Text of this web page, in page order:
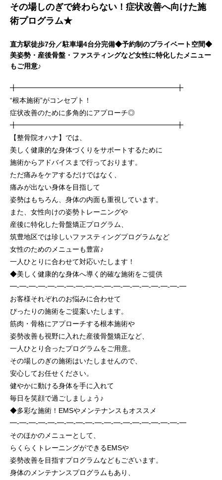
その場しのぎで終わらない！症状改善へ向けた施
術プログラム★
直方駅徒歩7分／駐車場4台分完備◆予約制のプライベート空間◆
美姿勢・産後骨盤・ファスティングなど女性に特化したメニュー
もご用意♪
╋━━━━━━━━━━━━━━━━━━━━━━━╋
“根本施術”がコンセプト！
症状改善のために多角的にアプローチ◎
╋━━━━━━━━━━━━━━━━━━━━━━━╋
【整骨院オハナ】では、
美しく健康的な身体づくりをサポートするために
施術からアドバイスまで行っております。
ただ痛みをケアするだけではなく、
痛みが出ない身体を目指して
姿勢はもちろん、身体の内面も重視しています。
また、女性向けの姿勢トレーニングや
産後に特化した骨盤矯正プログラム、
筑豊地区では珍しいファスティングプログラムなど
女性のためのメニューも豊富♪
一人ひとりに合わせて対応いたします！
◆美しく健康的な身体へ導く的確な施術をご提供
━-━-━-━-━-━-━-━-━-━-━-━-━-━-━-━-━-━-━
お客様それぞれのお悩みに合わせて
ぴったりの施術をご提案いたします。
筋肉・骨格にアプローチする根本施術や
姿勢改善も視野に入れた産後骨盤矯正など、
一人ひとり合ったプログラムをご用意。
その場しのぎの施術はいたしませんので、
安心してお任せください。
健やかに動ける身体を手に入れて
毎日を笑顔で過ごしましょう♪
◆多彩な施術！EMSやメンテナンスもオススメ
━-━-━-━-━-━-━-━-━-━-━-━-━-━-━-━-━-━-━
そのほかのメニューとして、
らくらくトレーニングができるEMSや
姿勢改善を目指すプログラムなどもございます。
身体のメンテナンスプログラムもあり、